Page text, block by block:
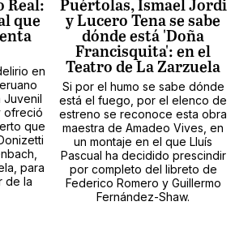
Real:
que
en
Juvenil
ofreció
que
para
de la
Puértolas, Ismael Jordi
y Lucero Tena se sabe
dónde está 'Doña
Francisquita': en el
Teatro de La Zarzuela
Si por el humo se sabe dónde
está el fuego, por el elenco de
estreno se reconoce esta obra
maestra de Amadeo Vives, en
un montaje en el que Lluís
Pascual ha decidido prescindir
por completo del libreto de
Federico Romero y Guillermo
Fernández-Shaw.